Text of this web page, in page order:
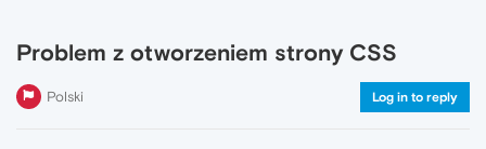
Problem z otworzeniem strony CSS
Polski Log in to reply